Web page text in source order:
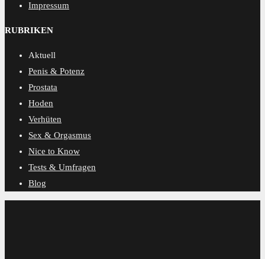
Impressum
RUBRIKEN
Aktuell
Penis & Potenz
Prostata
Hoden
Verhüten
Sex & Orgasmus
Nice to Know
Tests & Umfragen
Blog